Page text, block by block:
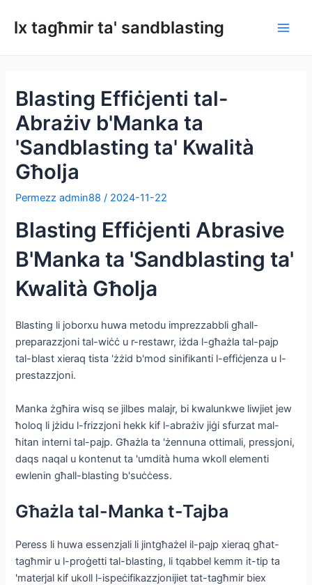
għall-lx tagħmir ta' sandblasting
Blasting Effiċjenti tal-
Abrażiv b'Manka ta
'Sandblasting ta' Kwalità
Għolja
Permezzadmin88/ 2024-11-22
Blasting Effiċjenti Abrasive
B'Manka ta 'Sandblasting ta'
Kwalità Għolja
Blasting li joborxu huwa metodu imprezzabbli għall-
preparazzjoni tal-wiċċ u r-restawr, iżda l-għażla tal-pajp
tal-blast xieraq tista 'żżid b'mod sinifikanti l-effiċjenza u l-
prestazzjoni.
Manka żgħira wisq se jilbes malajr, bi kwalunkwe liwjiet jew
ħoloq li jżidu l-frizzjoni hekk kif l-abrażiv jiġi sfurzat mal-
ħitan interni tal-pajp. Għażla ta 'żennuna ottimali, pressjoni,
daqs naqal u kontenut ta 'umdità huma wkoll elementi
ewlenin għall-blasting b'suċċess.
Għażla tal-Manka t-Tajba
Peress li huwa essenzjali li jintgħażel il-pajp xieraq għat-
tagħmir u l-proġetti tal-blasting, li tqabbel kemm it-tip ta
'materjal kif ukoll l-ispeċifikazzjonijiet tat-tagħmir biex